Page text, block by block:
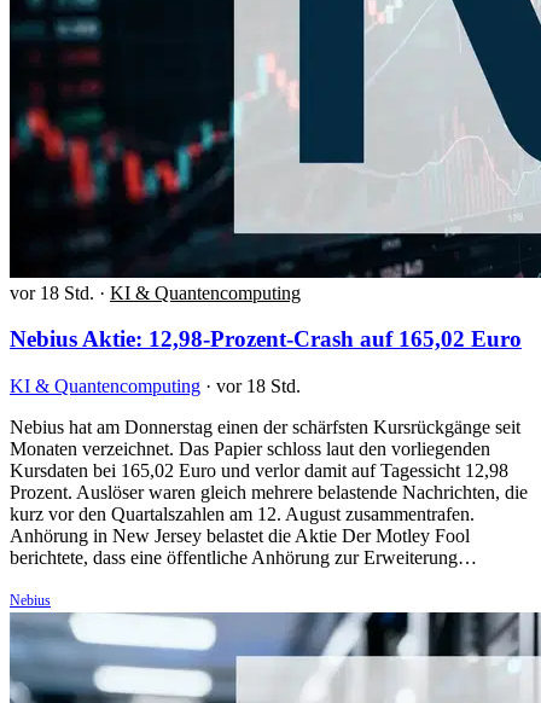
vor 18 Std. · KI & Quantencomputing
Nebius Aktie: 12,98-Prozent-Crash auf 165,02 Euro
KI & Quantencomputing · vor 18 Std.
Nebius hat am Donnerstag einen der schärfsten Kursrückgänge seit
Monaten verzeichnet. Das Papier schloss laut den vorliegenden
Kursdaten bei 165,02 Euro und verlor damit auf Tagessicht 12,98
Prozent. Auslöser waren gleich mehrere belastende Nachrichten, die
kurz vor den Quartalszahlen am 12. August zusammentrafen.
Anhörung in New Jersey belastet die Aktie Der Motley Fool
berichtete, dass eine öffentliche Anhörung zur Erweiterung…
Nebius